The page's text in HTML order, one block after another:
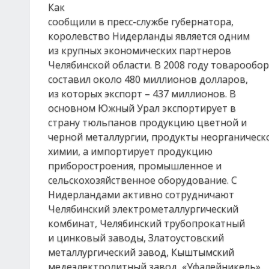
Как
сообщили в пресс-службе губернатора,
королевство Нидерланды является одним
из крупных экономических партнеров
Челябинской области. В 2008 году
составил около 480 миллионов долларов,
из которых экспорт – 437 миллионов. В
основном Южный Урал экспортирует в
страну тюльпанов продукцию цветной и
черной металлургии, продукты
химии, а импортирует продукцию
приборостроения, промышленное и
сельскохозяйственное оборудование. С
Нидерландами активно сотрудничают
Челябинский электрометаллургический
комбинат, Челябинский трубопрокатный
и цинковый заводы, Златоустовский
металлургический завод, Кыштымский